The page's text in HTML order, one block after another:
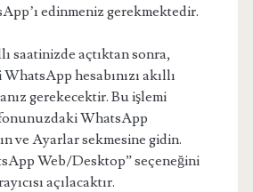
edinmeniz gerekmektedir.
saatinizde açtıktan sonra,
hesabınızı akıllı
gerekecektir. Bu işlemi
WhatsApp
ve Ayarlar sekmesine gidin.
Web/Desktop” seçeneğini
açılacaktır.